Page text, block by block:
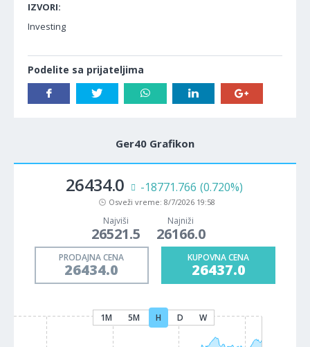
IZVORI:
Investing
Podelite sa prijateljima
Ger40 Grafikon
26434.0 -18771.766 (0.720%)
Osveži vreme: 8/7/2026 19:58
Najviši
26521.5
Najniži
26166.0
PRODAJNA CENA
26434.0
KUPOVNA CENA
26437.0
1M 5M H D W